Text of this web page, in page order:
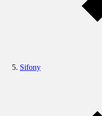
Sifony